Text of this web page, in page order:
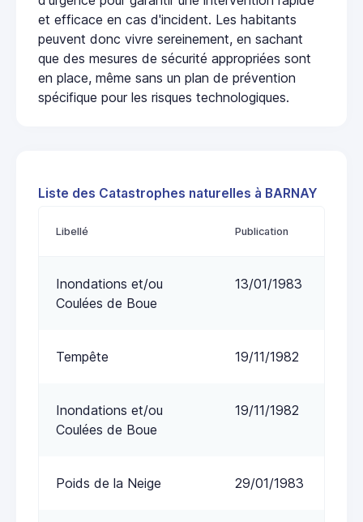
et efficace en cas d'incident. Les habitants
peuvent donc vivre sereinement, en sachant
que des mesures de sécurité appropriées sont
en place, même sans un plan de prévention
spécifique pour les risques technologiques.
Liste des Catastrophes naturelles à BARNAY
Libellé Publication
Inondations et/ou
Coulées de Boue
13/01/1983
Tempête 19/11/1982
Inondations et/ou
Coulées de Boue
19/11/1982
Poids de la Neige 29/01/1983